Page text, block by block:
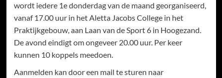
wordt iedere 1e donderdag van de maand georganiseerd,
vanaf 17.00 uur in het Aletta Jacobs College in het
Praktijkgebouw, aan Laan van de Sport 6 in Hoogezand.
De avond eindigt om ongeveer 20.00 uur. Per keer
kunnen 10 koppels meedoen.
Aanmelden kan door een mail te sturen naar